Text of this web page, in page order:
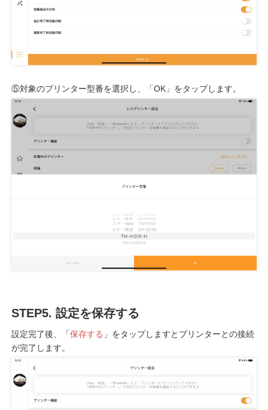
⑤対象のプリンター型番を選択し、「OK」をタップします。
STEP5. 設定を保存する
設定完了後、「保存する 」をタップしますとプリンターとの接続
が完了します。